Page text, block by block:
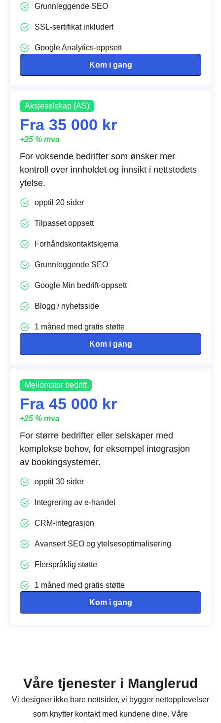
Grunnleggende SEO
SSL-sertifikat inkludert
Google Analytics-oppsett
Kom i gang
Aksjeselskap (AS)
Fra 35 000 kr
+25 % mva
For voksende bedrifter som ønsker mer
kontroll over innholdet og innsikt i nettstedets
ytelse.
opptil 20 sider
Tilpasset oppsett
Forhåndskontaktskjema
Grunnleggende SEO
Google Min bedrift-oppsett
Blogg / nyhetsside
1 måned med gratis støtte
Kom i gang
Mellomstor bedrift
Fra 45 000 kr
+25 % mva
For større bedrifter eller selskaper med
komplekse behov, for eksempel integrasjon
av bookingsystemer.
opptil 30 sider
Integrering av e-handel
CRM-integrasjon
Avansert SEO og ytelsesoptimalisering
Flerspråklig støtte
1 måned med gratis støtte
Kom i gang
Våre tjenester i Manglerud
Vi designer ikke bare nettsider, vi bygger nettopplevelser
som knytter kontakt med kundene dine. Våre